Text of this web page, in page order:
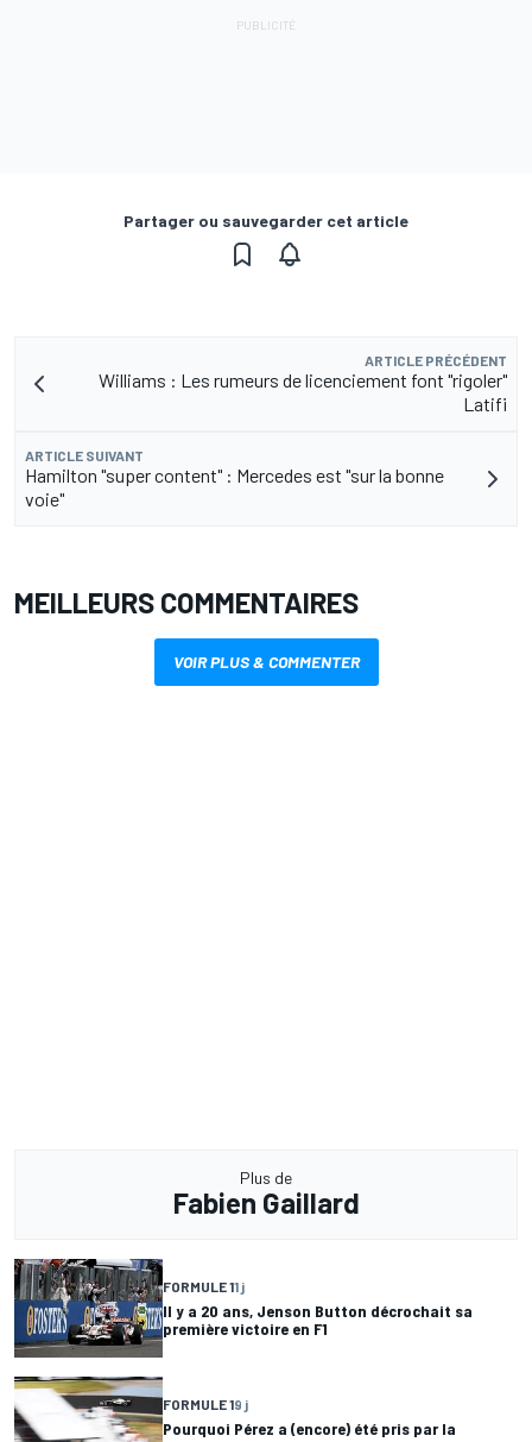
Partager ou sauvegarder cet article
ARTICLE PRÉCÉDENT
Williams : Les rumeurs de licenciement font "rigoler"
Latifi
ARTICLE SUIVANT
Hamilton "super content" : Mercedes est "sur la bonne
voie"
MEILLEURS COMMENTAIRES
VOIR PLUS & COMMENTER
Plus de
Fabien Gaillard
FORMULE 11 j
Il y a 20 ans, Jenson Button décrochait sa
première victoire en F1
FORMULE 19 j
Pourquoi Pérez a (encore) été pris par la